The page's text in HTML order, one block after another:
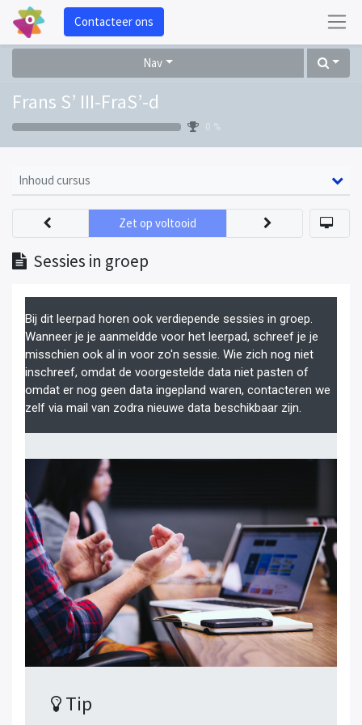
Contacteer ons
Nav
Frans S’ III-FraS’-d
0 %
Inhoud cursus
Sessies in groep
Zet op voltooid
Bij dit leerpad horen ook verdiepende sessies in groep.
Wanneer je je aanmeldde voor het leerpad, schreef je je
misschien ook al in voor zo'n sessie. Wie zich nog niet
inschreef, omdat de voorgestelde data niet pasten of
omdat er nog geen data ingepland waren, contacteren we
zelf via mail van zodra nieuwe data beschikbaar zijn.
Tip